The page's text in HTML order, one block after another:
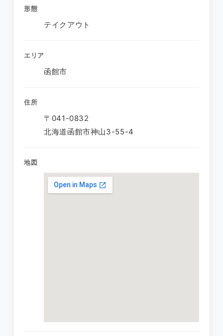
形態
テイクアウト
エリア
函館市
住所
〒041-0832
北海道函館市神山3-55-4
地図